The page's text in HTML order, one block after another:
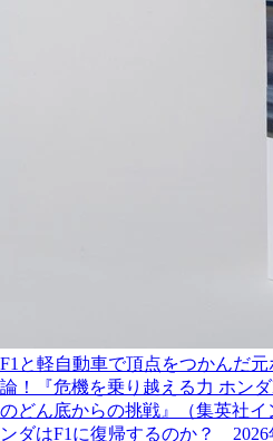
F1と軽自動車で頂点をつかんだ
論！『危機を乗り越える力 ホン
のどん底からの挑戦』（集英社
ンダはF1に復帰するのか？